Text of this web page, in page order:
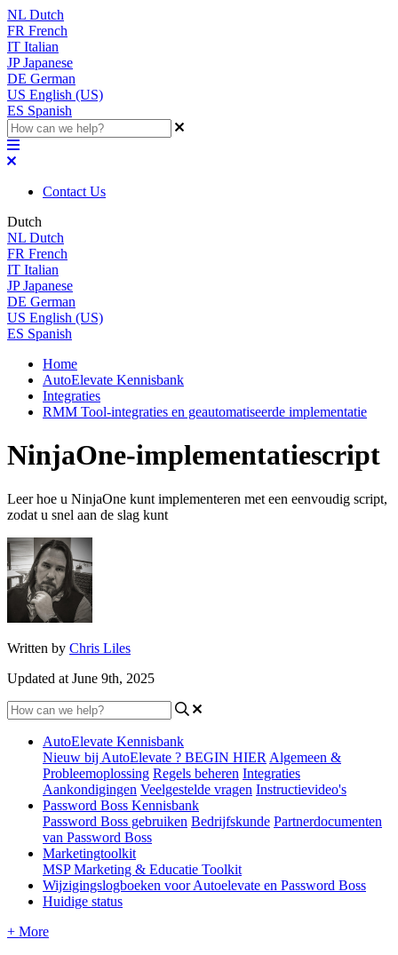
NL Dutch
FR French
IT Italian
JP Japanese
DE German
US English (US)
ES Spanish
Contact Us
Dutch
NL Dutch
FR French
IT Italian
JP Japanese
DE German
US English (US)
ES Spanish
Home
AutoElevate Kennisbank
Integraties
RMM Tool-integraties en geautomatiseerde implementatie
NinjaOne-implementatiescript
Leer hoe u NinjaOne kunt implementeren met een eenvoudig script,
zodat u snel aan de slag kunt
Written by Chris Liles
Updated at June 9th, 2025
AutoElevate Kennisbank
Nieuw bij AutoElevate ? BEGIN HIER Algemeen &
Probleemoplossing Regels beheren Integraties
Aankondigingen Veelgestelde vragen Instructievideo's
Password Boss Kennisbank
Password Boss gebruiken Bedrijfskunde Partnerdocumenten
van Password Boss
Marketingtoolkit
MSP Marketing & Educatie Toolkit
Wijzigingslogboeken voor Autoelevate en Password Boss
Huidige status
+ More